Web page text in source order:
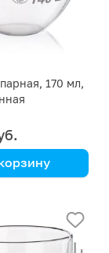
170 мл,
632 411 629